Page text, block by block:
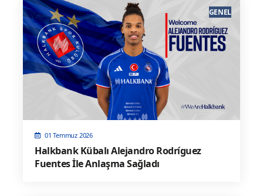
01 Temmuz 2026
Halkbank Kübalı Alejandro Rodríguez
Fuentes İle Anlaşma Sağladı
GENEL